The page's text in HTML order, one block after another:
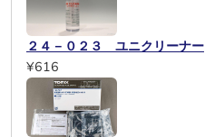
２４－０２３ ユニクリーナー
¥616